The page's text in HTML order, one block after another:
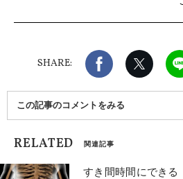
好きでいられるように
ない、体と心と脳の成
についての講座も開催
SHARE:
Facebook X（
この記事のコメントをみる
RELATED 関連記事
すき間時間にできる